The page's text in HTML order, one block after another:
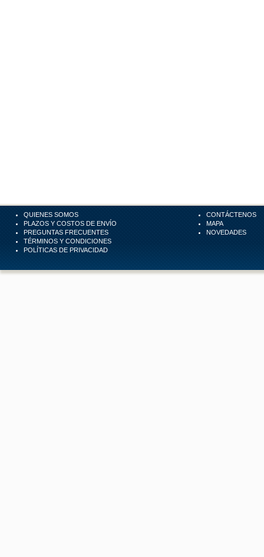
QUIENES SOMOS
PLAZOS Y COSTOS DE ENVÍO
PREGUNTAS FRECUENTES
TÉRMINOS Y CONDICIONES
POLÍTICAS DE PRIVACIDAD
CONTÁCTENOS
MAPA
NOVEDADES